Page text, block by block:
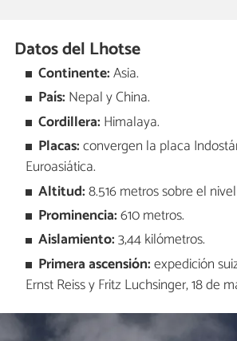
Datos del Lhotse
Continente:Asia.
País: Nepal y China.
Cordillera: Himalaya.
Placas:convergen la placa
Euroasiática.
Altitud:8.516 metros sobre el
Prominencia:610 metros.
Aislamiento:3,44 kilómetros.
Primera ascensión:expedición
Ernst Reiss y Fritz Luchsinger, 18 de